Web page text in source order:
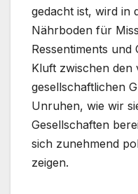
gedacht ist, wird in
Nährboden für
Ressentiments und
Kluft zwischen den
gesellschaftlichen
Unruhen, wie wir
Gesellschaften
sich zunehmend
zeigen.